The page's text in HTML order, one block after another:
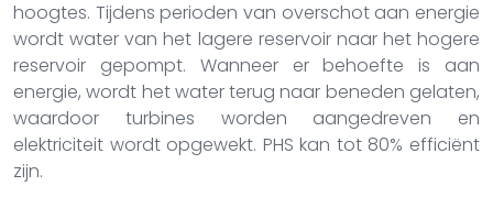
hoogtes. Tijdens perioden van overschot aan energie
wordt water van het lagere reservoir naar het hogere
reservoir gepompt. Wanneer er behoefte is aan
energie, wordt het water terug naar beneden gelaten,
waardoor turbines worden aangedreven en
elektriciteit wordt opgewekt. PHS kan tot 80% efficiënt
zijn.